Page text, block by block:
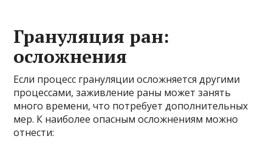
Грануляция ран:
осложнения
Если процесс грануляции осложняется другими
процессами, заживление раны может занять
много времени, что потребует дополнительных
мер. К наиболее опасным осложнениям можно
отнести: